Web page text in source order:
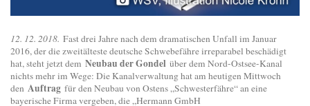
12. 12. 2018. Fast drei Jahre nach dem dramatischen Unfall im Januar
2016, der die zweitälteste deutsche Schwebefähre irreparabel beschädigt
hat, steht jetzt dem Neubau der Gondel über dem Nord-Ostsee-Kanal
nichts mehr im Wege: Die Kanalverwaltung hat am heutigen Mittwoch
den Auftrag für den Neubau von Ostens „Schwesterfähre“ an eine
bayerische Firma vergeben, die „Hermann GmbH